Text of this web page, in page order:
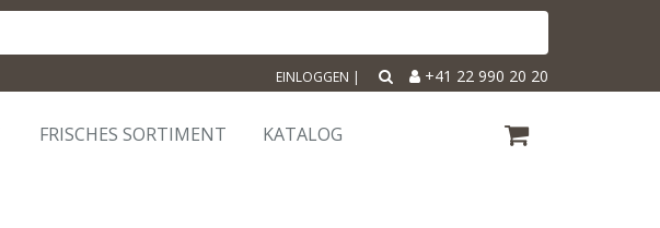
+41 22 990 20 20
EINLOGGEN |
FRISCHES SORTIMENT KATALOG